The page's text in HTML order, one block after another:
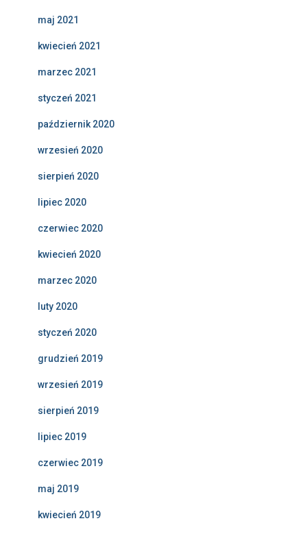
maj 2021
kwiecień 2021
marzec 2021
styczeń 2021
październik 2020
wrzesień 2020
sierpień 2020
lipiec 2020
czerwiec 2020
kwiecień 2020
marzec 2020
luty 2020
styczeń 2020
grudzień 2019
wrzesień 2019
sierpień 2019
lipiec 2019
czerwiec 2019
maj 2019
kwiecień 2019